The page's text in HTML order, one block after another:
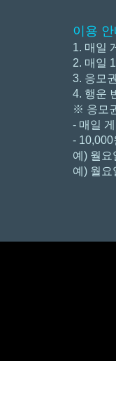
이용 안
1. 매일
2. 매일
3. 응모
4. 행운
※ 응모
- 매일
- 10,000
예) 월요
예) 월요